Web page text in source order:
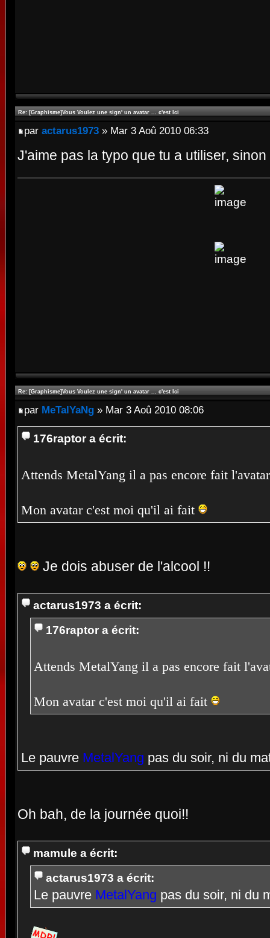
Re: [Graphisme]Vous Voulez une sign' un avatar ... c'est Ici
par actarus1973 » Mar 3 Aoû 2010 06:33
J'aime pas la typo que tu a utiliser,
Re: [Graphisme]Vous Voulez une sign' un avatar ... c'est Ici
par MeTalYaNg » Mar 3 Aoû 2010 08:06
176raptor a écrit:
Attends MetalYang il a pas encore fait
Mon avatar c'est moi qu'il ai fait
Je dois abuser de l'alcool !!
actarus1973 a écrit:
176raptor a écrit:
Attends MetalYang il a pas encore fait
Mon avatar c'est moi qu'il ai fait
Le pauvre MetalYang pas du soir, ni du
Oh bah, de la journée quoi!!
mamule a écrit:
actarus1973 a écrit:
Le pauvre MetalYang pas du soir, ni du